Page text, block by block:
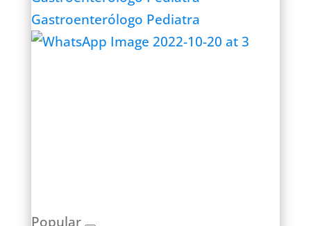
Gastroenterólogo Pediatra
Popular